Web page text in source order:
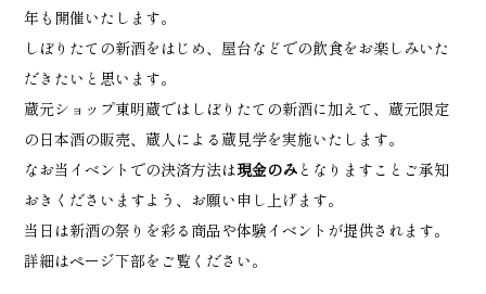
年も開催いたします。
しぼりたての新酒をはじめ、屋台などでの飲食をお楽しみいた
だきたいと思います。
蔵元ショップ東明蔵ではしぼりたての新酒に加えて、蔵元限定
の日本酒の販売、蔵人による蔵見学を実施いたします。
なお当イベントでの決済方法は現金のみ となりますことご承知
おきくださいますよう、お願い申し上げます。
当日は新酒の祭りを彩る商品や体験イベントが提供されます。
詳細はページ下部をご覧ください。